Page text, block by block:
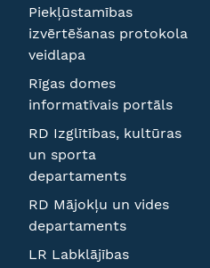
Piekļūstamības
izvērtēšanas protokola
veidlapa
Rīgas domes
informatīvais portāls
RD Izglītības, kultūras
un sporta
departaments
RD Mājokļu un vides
departaments
LR Labklājības